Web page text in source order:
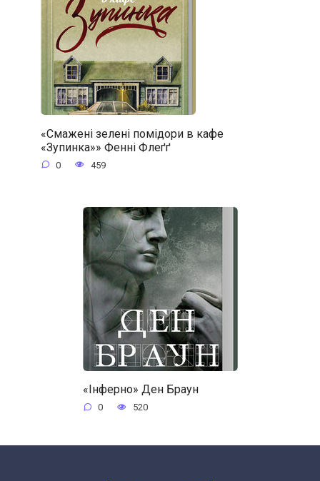
«Смажені зелені помідори в кафе
«Зупинка»» Фенні Флеґґ
0 459
«Інферно» Ден Браун
0 520